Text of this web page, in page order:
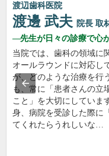
渡辺歯科医院
渡邊 武夫 院長 取
先生が日々の診療で心
当院では、歯科の領域に
オールラウンドに対応し
が、どのような治療を行
も、常に「患者さんの立
こと」を大切にしていま
身、病院を受診した際に
てくれたらうれしいな…